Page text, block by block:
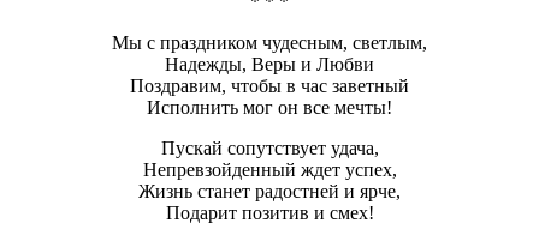
Мы с праздником чудесным, светлым,
Надежды, Веры и Любви
Поздравим, чтобы в час заветный
Исполнить мог он все мечты!
Пускай сопутствует удача,
Непревзойденный ждет успех,
Жизнь станет радостней и ярче,
Подарит позитив и смех!